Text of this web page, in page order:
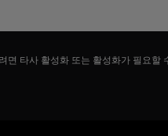
면 타사 활성화 또는 활성화가 필요